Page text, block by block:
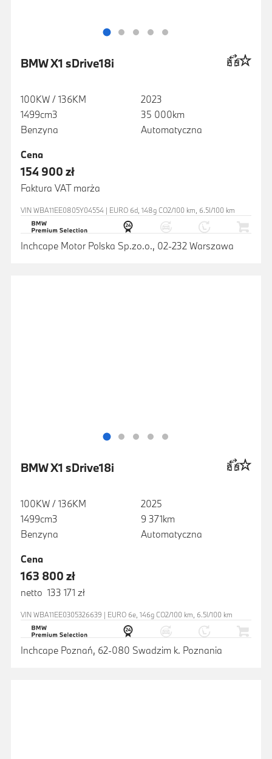
BMW X1 sDrive18i
100KW / 136KM
1499cm3
Benzyna
2023
35 000km
Automatyczna
Cena
154 900 zł
Faktura VAT marża
VIN WBA11EE0805Y04554 | EURO 6d, 148g CO2/100 km, 6.5l/100 km
Inchcape Motor Polska Sp.zo.o., 02-232 Warszawa
BMW X1 sDrive18i
100KW / 136KM
1499cm3
Benzyna
2025
9 371km
Automatyczna
Cena
163 800 zł
netto 133 171 zł
VIN WBA11EE0305326639 | EURO 6e, 146g CO2/100 km, 6.5l/100 km
Inchcape Poznań, 62-080 Swadzim k. Poznania